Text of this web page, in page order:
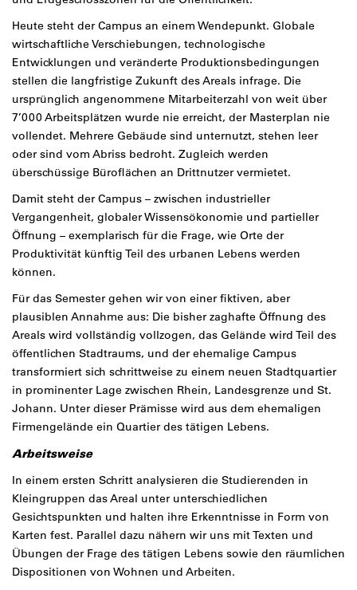
Heute steht der Campus an einem Wendepunkt. Globale
wirtschaftliche Verschiebungen, technologische
Entwicklungen und veränderte Produktionsbedingungen
stellen die langfristige Zukunft des Areals infrage. Die
ursprünglich angenommene Mitarbeiterzahl von weit über
7’000 Arbeitsplätzen wurde nie erreicht, der Masterplan nie
vollendet. Mehrere Gebäude sind unternutzt, stehen leer
oder sind vom Abriss bedroht. Zugleich werden
überschüssige Büroflächen an Drittnutzer vermietet.
Damit steht der Campus – zwischen industrieller
Vergangenheit, globaler Wissensökonomie und partieller
Öffnung – exemplarisch für die Frage, wie Orte der
Produktivität künftig Teil des urbanen Lebens werden
können.
Für das Semester gehen wir von einer fiktiven, aber
plausiblen Annahme aus: Die bisher zaghafte Öffnung des
Areals wird vollständig vollzogen, das Gelände wird Teil des
öffentlichen Stadtraums, und der ehemalige Campus
transformiert sich schrittweise zu einem neuen Stadtquartier
in prominenter Lage zwischen Rhein, Landesgrenze und St.
Johann. Unter dieser Prämisse wird aus dem ehemaligen
Firmengelände ein Quartier des tätigen Lebens.
Arbeitsweise
In einem ersten Schritt analysieren die Studierenden in
Kleingruppen das Areal unter unterschiedlichen
Gesichtspunkten und halten ihre Erkenntnisse in Form von
Karten fest. Parallel dazu nähern wir uns mit Texten und
Übungen der Frage des tätigen Lebens sowie den räumlichen
Dispositionen von Wohnen und Arbeiten.